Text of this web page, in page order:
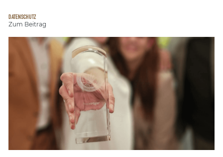
DATENSCHUTZ
Zum Beitrag